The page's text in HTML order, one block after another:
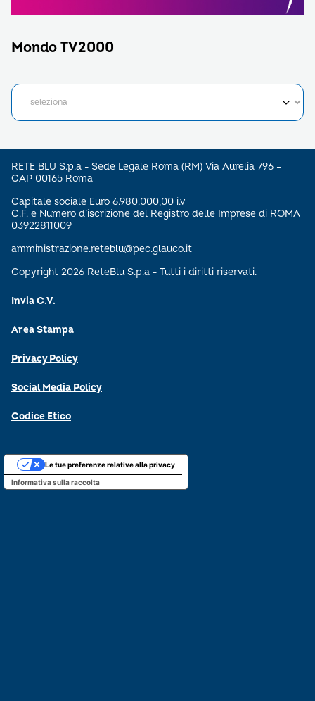
Mondo TV2000
RETE BLU S.p.a - Sede Legale Roma (RM) Via Aurelia 796 –
CAP 00165 Roma
Capitale sociale Euro 6.980.000,00 i.v
C.F. e Numero d’iscrizione del Registro delle Imprese di ROMA
03922811009
amministrazione.reteblu@pec.glauco.it
Copyright 2026 ReteBlu S.p.a - Tutti i diritti riservati.
Invia C.V.
Area Stampa
Privacy Policy
Social Media Policy
Codice Etico
Informativa sulla raccolta
Le tue preferenze relative alla privacy